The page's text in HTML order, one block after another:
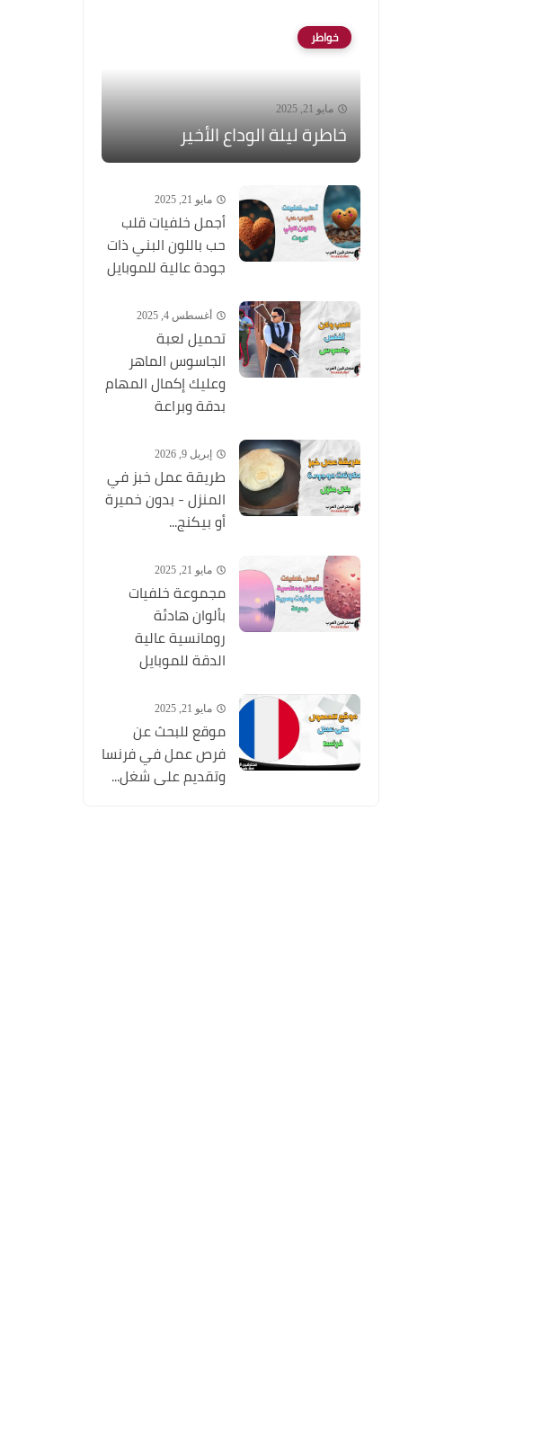
خواطر
مايو 21, 2025
خاطرة ليلة الوداع الأخير
مايو 21, 2025
أجمل خلفيات قلب
حب باللون البني ذات
جودة عالية للموبايل
أغسطس 4, 2025
تحميل لعبة
الجاسوس الماهر
وعليك إكمال المهام
بدقة وبراعة
إبريل 9, 2026
طريقة عمل خبز في
المنزل - بدون خميرة
أو بيكنج...
مايو 21, 2025
مجموعة خلفيات
بألوان هادئة
رومانسية عالية
الدقة للموبايل
مايو 21, 2025
موقع للبحث عن
فرص عمل في فرنسا
وتقديم على شغل...